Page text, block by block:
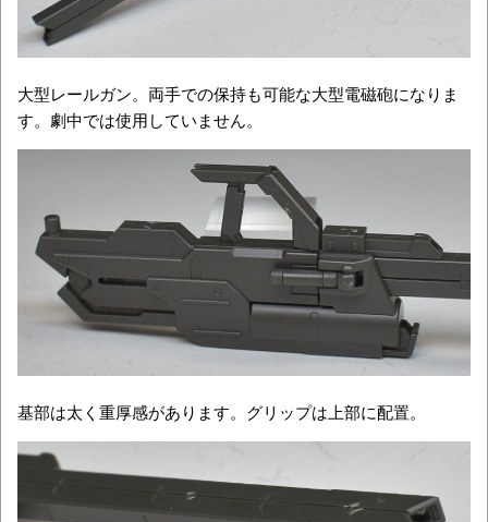
大型レールガン。両手での保持も可能な大型電磁砲になりま
す。劇中では使用していません。
基部は太く重厚感があります。グリップは上部に配置。